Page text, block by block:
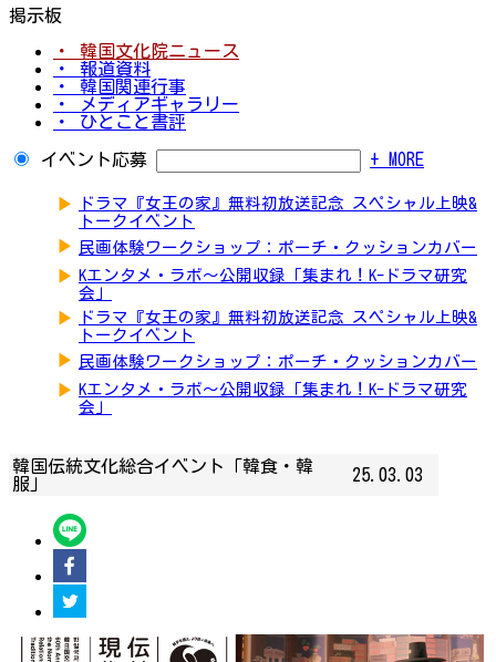
掲示板
・ 韓国文化院ニュース
・ 報道資料
・ 韓国関連行事
・ メディアギャラリー
・ ひとこと書評
イベント応募 + MORE
▶
ドラマ『女王の家』無料初放送記念 スペシャル上映&
トークイベント
▶ 民画体験ワークショップ：ポーチ・クッションカバー
▶ Kエンタメ・ラボ～公開収録「集まれ！K-ドラマ研究
会」
▶
ドラマ『女王の家』無料初放送記念 スペシャル上映&
トークイベント
▶ 民画体験ワークショップ：ポーチ・クッションカバー
▶ Kエンタメ・ラボ～公開収録「集まれ！K-ドラマ研究
会」
韓国伝統文化総合イベント「韓食・韓
服」
25.03.03